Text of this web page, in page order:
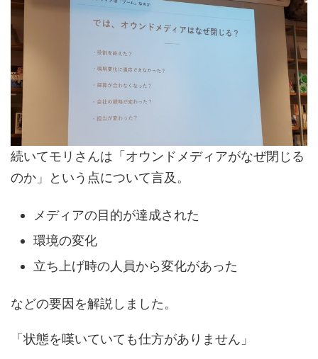
続いてモリさんは「オウンドメディアがなぜ閉じる
のか」という点について言及。
メディアの目的が達成された
環境の変化
立ち上げ時の人員から変化があった
などの要因を解説しました。
「状態を嘆いていても仕方がありません」